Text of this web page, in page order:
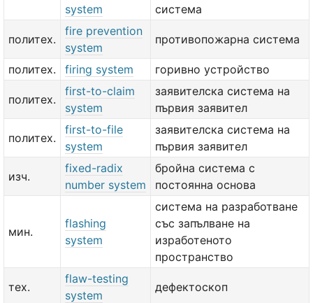
system
система
политех.
fire prevention
system
противопожарна система
политех. firing system горивно устройство
политех.
first-to-claim
system
заявителска система на
първия заявител
политех.
first-to-file
system
заявителска система на
първия заявител
изч.
fixed-radix
number system
бройна система с
постоянна основа
мин.
flashing
system
система на разработване
със запълване на
изработеното
пространство
тех.
flaw-testing
system
дефектоскоп